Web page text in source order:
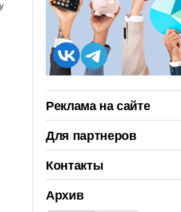
Реклама на сайте
Для партнеров
Контакты
Архив